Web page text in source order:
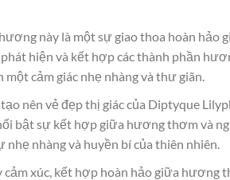
này là một sự giao thoa hoàn hảo
hiện và kết hợp các thành phần
cảm giác nhẹ nhàng và thư giãn.
nên vẻ đẹp thị giác của Diptyque
bật sự kết hợp giữa hương thơm và
nhẹ nhàng và huyền bí của thiên nhiên.
xúc, kết hợp hoàn hảo giữa hương